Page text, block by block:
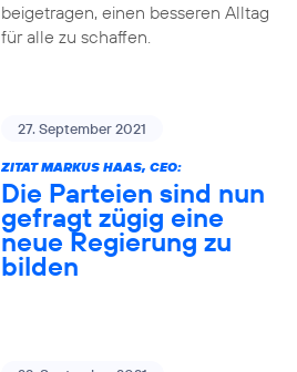
beigetragen, einen besseren Alltag
für alle zu schaffen.
27. September 2021
ZITAT MARKUS HAAS, CEO:
Die Parteien sind nun
gefragt zügig eine
neue Regierung zu
bilden